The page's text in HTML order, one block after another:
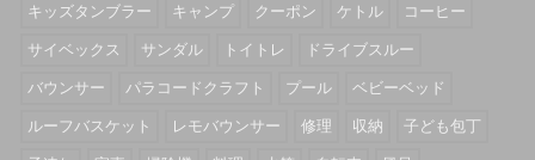
キッズタンブラー
キャンプ クーポン ケトル
コーヒー
サイベックス
サンダル トイトレ
ドライブスルー
バウンサー
パラコードクラフト プール
ベビーベッド
ルーフバスケット
レモバウンサー 修理 収納
子ども包丁